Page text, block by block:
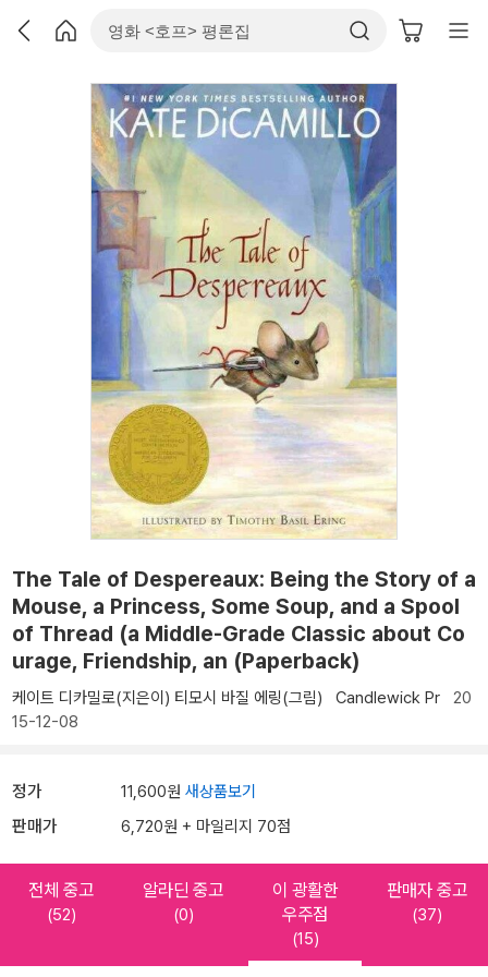
The Tale of Despereaux: Being the Story of a
Mouse, a Princess, Some Soup, and a Spool
of Thread (a Middle-Grade Classic about Co
urage, Friendship, an (Paperback)
케이트 디카밀로(지은이) 티모시 바질 에링(그림) Candlewick Pr 20
15-12-08
정가 11,600원 새상품보기
판매가 6,720원 + 마일리지 70점
전체 중고
(52)
알라딘 중고
(0)
이 광활한
우주점
(15)
판매자 중고
(37)